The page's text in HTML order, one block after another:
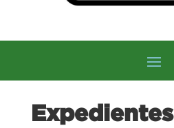
Expedientes